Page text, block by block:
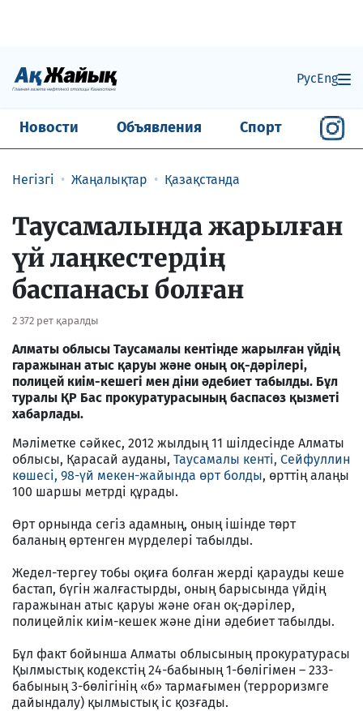
РусEng
Новости Объявления Спорт
Негізгі Жаңалықтар Қазақстанда
Таусамалында жарылған
үй лаңкестердің
баспанасы болған
2 372 рет қаралды
Алматы облысы Таусамалы кентінде жарылған үйдің
гаражынан атыс қаруы және оның оқ-дәрілері,
полицей киім-кешегі мен діни әдебиет табылды. Бұл
туралы ҚР Бас прокуратурасының баспасөз қызметі
хабарлады.
Мәліметке сәйкес, 2012 жылдың 11 шілдесінде Алматы
облысы, Қарасай ауданы, Таусамалы кенті, Сейфуллин
көшесі, 98-үй мекен-жайында өрт болды, өрттің алаңы
100 шаршы метрді құрады.
Өрт орнында сегіз адамның, оның ішінде төрт
баланың өртенген мүрделері табылды.
Жедел-тергеу тобы оқиға болған жерді қарауды кеше
бастап, бүгін жалғастырды, оның барысында үйдің
гаражынан атыс қаруы және оған оқ-дәрілер,
полицейлік киім-кешек және діни әдебиет табылды.
Бұл факт бойынша Алматы облысының прокуратурасы
Қылмыстық кодекстің 24-бабының 1-бөлігімен – 233-
бабының 3-бөлігінің «б» тармағымен (терроризмге
дайындалу) қылмыстық іс қозғады.